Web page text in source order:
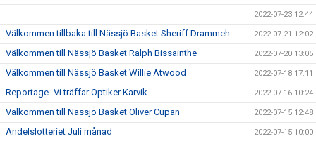
2022-07-23 12:44
Välkommen tillbaka till Nässjö Basket Sheriff Drammeh 2022-07-21 12:02
Välkommen till Nässjö Basket Ralph Bissainthe 2022-07-20 13:05
Välkommen till Nässjö Basket Willie Atwood 2022-07-18 17:11
Reportage- Vi träffar Optiker Karvik 2022-07-16 10:24
Välkommen till Nässjö Basket Oliver Cupan 2022-07-15 12:48
Andelslotteriet Juli månad 2022-07-15 10:00